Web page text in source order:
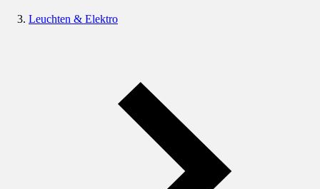
Leuchten & Elektro